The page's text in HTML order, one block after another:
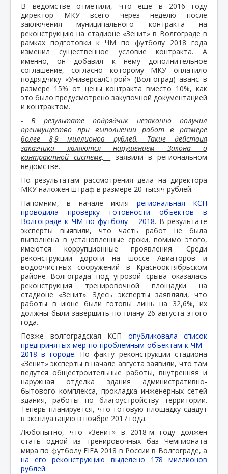
В ведомстве отметили, что еще в 2016 году
директор МКУ всего через неделю после
заключения муниципального контракта на
реконструкцию на стадионе «Зенит» в Волгограде в
рамках подготовки к ЧМ по футболу 2018 года
изменил существенное условие контракта. А
именно, он добавил к нему дополнительное
соглашение, согласно которому МКУ оплатило
подрядчику «УниверсалСтрой» (Волгоград) аванс в
размере 15% от цены контракта вместо 10%, как
это было предусмотрено закупочной документацией
и контрактом.
- В результате подрядчик незаконно получил
преимущество при выполнении работ в размере
более 8,9 миллионов рублей. Такие действия
заказчика являются нарушением Закона о
контрактной системе, - заявили в региональном
ведомстве.
По результатам рассмотрения дела на директора
МКУ наложен штраф в размере 20 тысяч рублей.
Напомним, в начале июля региональная КСП
проводила проверку готовности объектов в
Волгограде к ЧМ по футболу – 2018. В результате
эксперты выявили, что часть работ не была
выполнена в установленные сроки, помимо этого,
имеются коррупционные проявления. Среди
реконструкции дороги на шоссе Авиаторов и
водоочистных сооружений в Краснооктябрьском
районе Волгограда под угрозой срыва оказалась
реконструкция тренировочной площадки на
стадионе «Зенит». Здесь эксперты заявляли, что
работы в июне были готовы лишь на 32,6%, их
должны были завершить по плану 26 августа этого
года.
Позже волгоградская КСП опубликовала список
предпринятых мер по проблемным объектам к ЧМ -
2018 в городе. По факту реконструкции стадиона
«Зенит» эксперты в начале августа заявили, что там
ведутся общестроительные работы, внутренняя и
наружная отделка здания административно-
бытового комплекса, прокладка инженерных сетей
здания, работы по благоустройству территории.
Теперь планируется, что готовую площадку сдадут
в эксплуатацию в ноябре 2017 года.
Любопытно, что «Зенит» в 2018-м году должен
стать одной из тренировочных баз Чемпионата
мира по футболу FIFA 2018 в России в Волгограде, а
на его реконструкцию выделено 178 миллионов
рублей.